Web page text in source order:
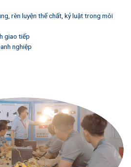
rèn luyện thể chất, kỷ luật trong môi
giao tiếp
nghiệp